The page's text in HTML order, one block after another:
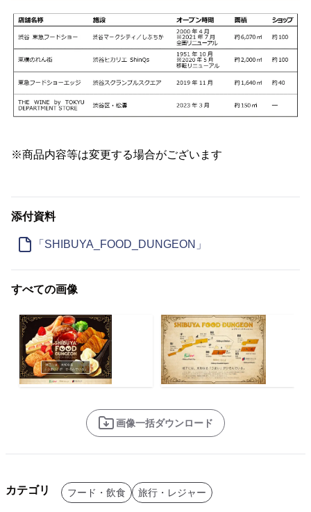
※商品内容等は変更する場合がございます
添付資料
「SHIBUYA_FOOD_DUNGEON」
すべての画像
画像一括ダウンロード
カテゴリ フード・飲食 旅行・レジャー